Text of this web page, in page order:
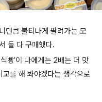
만큼 불티나게 팔려가는 모
둘 다 구매했다.
빵'이 나에게는 2배는 더 맛
를 해 봐야겠다는 생각으로